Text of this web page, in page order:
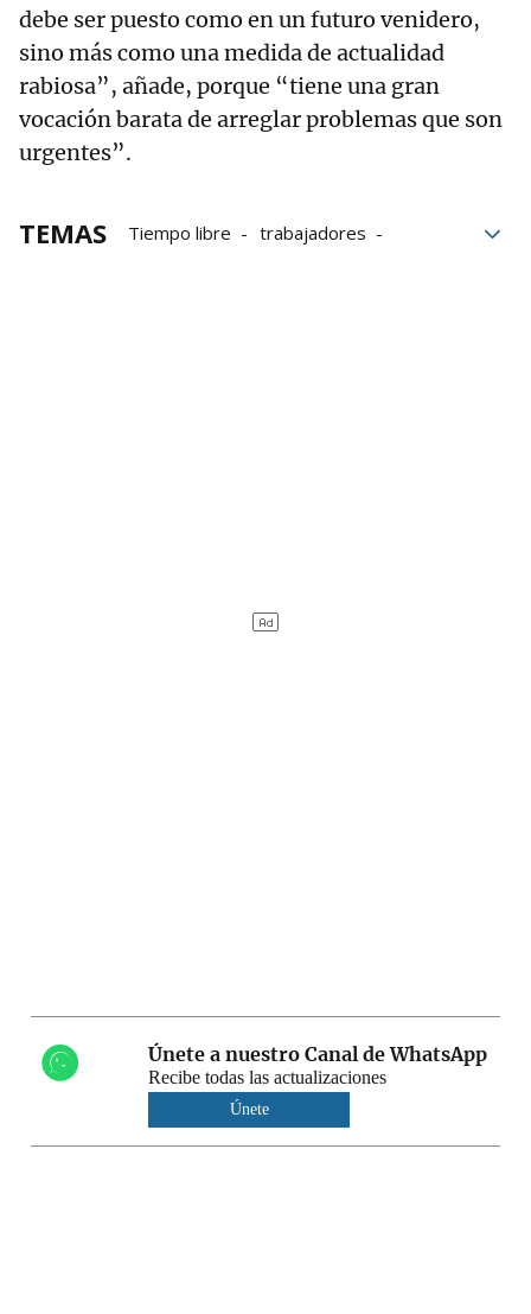
debe ser puesto como en un futuro venidero,
sino más como una medida de actualidad
rabiosa”, añade, porque “tiene una gran
vocación barata de arreglar problemas que son
urgentes”.
TEMAS Tiempo libre
trabajadores
Únete a nuestro Canal de WhatsApp
Recibe todas las actualizaciones
Únete